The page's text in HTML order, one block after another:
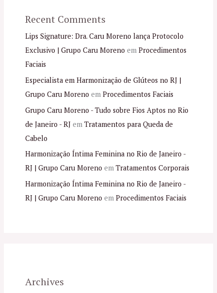
Recent Comments
Lips Signature: Dra. Caru Moreno lança Protocolo
Exclusivo | Grupo Caru Moreno em Procedimentos
Faciais
Especialista em Harmonização de Glúteos no RJ |
Grupo Caru Moreno em Procedimentos Faciais
Grupo Caru Moreno - Tudo sobre Fios Aptos no Rio
de Janeiro - RJem Tratamentos para Queda de
Cabelo
Harmonização Íntima Feminina no Rio de Janeiro -
RJ | Grupo Caru Moreno em Tratamentos Corporais
Harmonização Íntima Feminina no Rio de Janeiro -
RJ | Grupo Caru Moreno em Procedimentos Faciais
Archives